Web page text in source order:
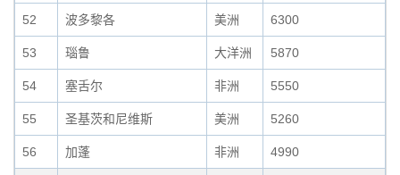
52 波多黎各 美洲 6300
53 瑙鲁 大洋洲 5870
54 塞舌尔 非洲 5550
55 圣基茨和尼维斯 美洲 5260
56 加蓬 非洲 4990